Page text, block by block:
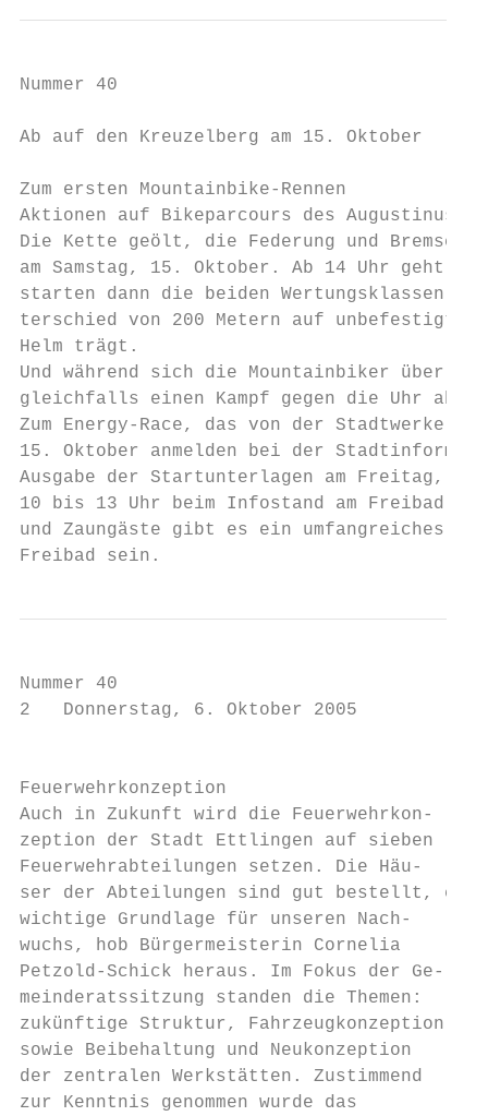
Nummer 40
Ab auf den Kreuzelberg am 15. Oktober
Zum ersten Mountainbike-Rennen
Aktionen auf Bikeparcours des
Die Kette geölt, die Federung und Bremsen
am Samstag, 15. Oktober. Ab 14 Uhr geht
starten dann die beiden Wertungsklassen
terschied von 200 Metern auf
Helm trägt.
Und während sich die Mountainbiker über
gleichfalls einen Kampf gegen die Uhr ab
Zum Energy-Race, das von der Stadtwerke
15. Oktober anmelden bei der
Ausgabe der Startunterlagen am Freitag,
10 bis 13 Uhr beim Infostand am Freibad,
und Zaungäste gibt es ein umfangreiches
Freibad sein.
Nummer 40
2   Donnerstag, 6. Oktober 2005
Feuerwehrkonzeption
Auch in Zukunft wird die Feuerwehrkon-
zeption der Stadt Ettlingen auf sieben
Feuerwehrabteilungen setzen. Die Häu-
ser der Abteilungen sind gut bestellt,
wichtige Grundlage für unseren Nach-
wuchs, hob Bürgermeisterin Cornelia
Petzold-Schick heraus. Im Fokus der Ge-
meinderatssitzung standen die Themen:
zukünftige Struktur, Fahrzeugkonzeption
sowie Beibehaltung und Neukonzeption
der zentralen Werkstätten. Zustimmend
zur Kenntnis genommen wurde das